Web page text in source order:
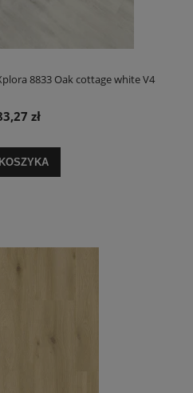
8833 Oak cottage white V4
zł